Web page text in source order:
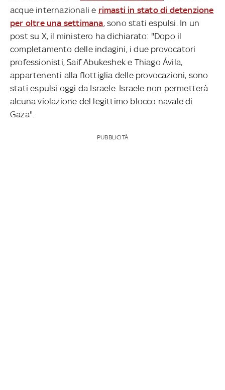
acque internazionali e rimasti in stato di detenzione
per oltre una settimana, sono stati espulsi. In un
post su X, il ministero ha dichiarato: "Dopo il
completamento delle indagini, i due provocatori
professionisti, Saif Abukeshek e Thiago Ávila,
appartenenti alla flottiglia delle provocazioni, sono
stati espulsi oggi da Israele. Israele non permetterà
alcuna violazione del legittimo blocco navale di
Gaza".
PUBBLICITÀ